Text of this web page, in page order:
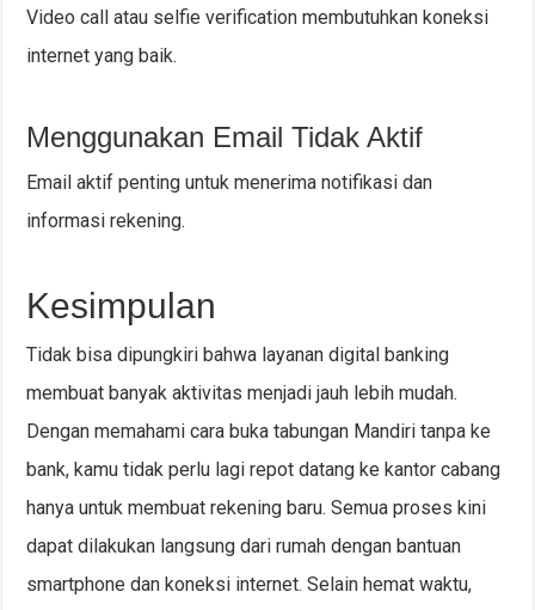
Video call atau selfie verification membutuhkan koneksi
internet yang baik.
Menggunakan Email Tidak Aktif
Email aktif penting untuk menerima notifikasi dan
informasi rekening.
Kesimpulan
Tidak bisa dipungkiri bahwa layanan digital banking
membuat banyak aktivitas menjadi jauh lebih mudah.
Dengan memahami cara buka tabungan Mandiri tanpa ke
bank, kamu tidak perlu lagi repot datang ke kantor cabang
hanya untuk membuat rekening baru. Semua proses kini
dapat dilakukan langsung dari rumah dengan bantuan
smartphone dan koneksi internet. Selain hemat waktu,